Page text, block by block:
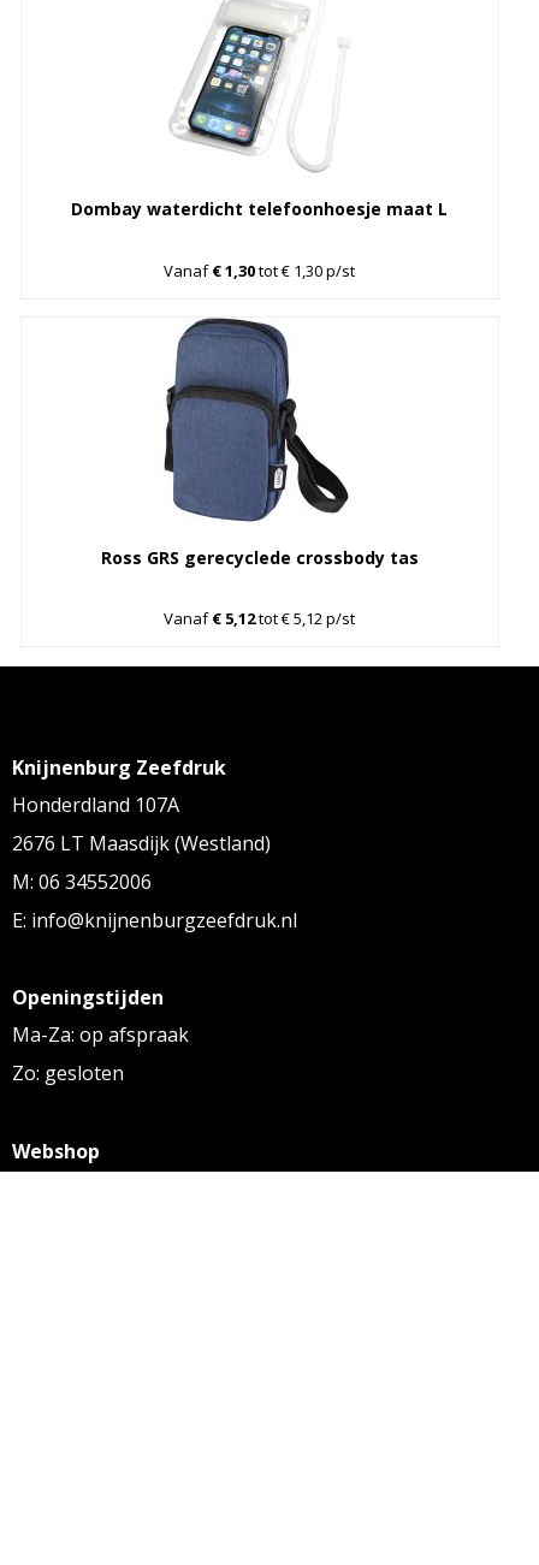
Dombay waterdicht telefoonhoesje maat L
Vanaf€ 1,30tot € 1,30 p/st
Ross GRS gerecyclede crossbody tas
Vanaf€ 5,12tot € 5,12 p/st
Knijnenburg Zeefdruk
Honderdland 107A
2676 LT Maasdijk (Westland)
M: 06 34552006
E: info@knijnenburgzeefdruk.nl
Openingstijden
Ma-Za: op afspraak
Zo: gesloten
Webshop